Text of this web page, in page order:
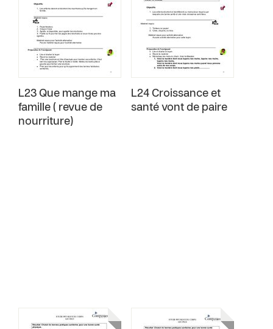
L23 Que mange ma
famille ( revue de
nourriture)
L24 Croissance et
santé vont de paire